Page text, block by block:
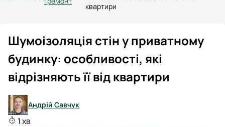
квартири
Шумоізоляція стін у приватному
будинку: особливості, які
відрізняють її від квартири
Андрій Савчук
1 хв